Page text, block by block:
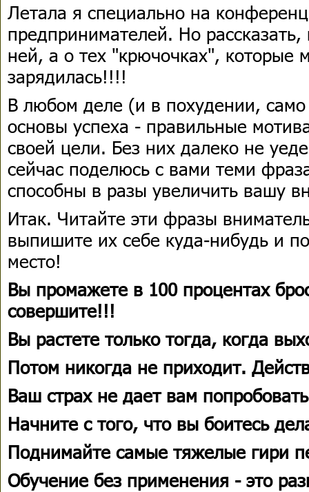
Летала я специально на
предпринимателей. Но
ней, а о тех "крючочках", которые
зарядилась!!!!
В любом деле (и в похудении,
основы успеха - правильные
своей цели. Без них далеко не
сейчас поделюсь с вами теми
способны в разы увеличить вашу
Итак. Читайте эти фразы
выпишите их себе куда-нибудь и
место!
Вы промажете в 100 процентах
совершите!!!
Вы растете только тогда, когда
Потом никогда не приходит.
Ваш страх не дает вам
Начните с того, что вы боитесь
Поднимайте самые тяжелые гири
Обучение без применения - это